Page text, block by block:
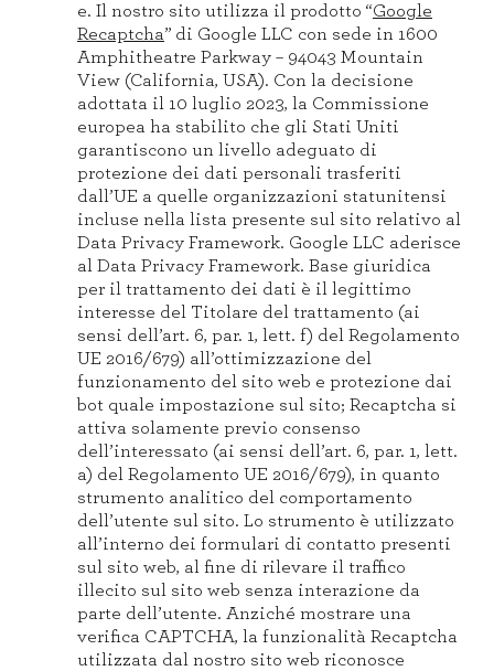
e. Il nostro sito utilizza il prodotto “Google
Recaptcha” di Google LLC con sede in 1600
Amphitheatre Parkway – 94043 Mountain
View (California, USA). Con la decisione
adottata il 10 luglio 2023, la Commissione
europea ha stabilito che gli Stati Uniti
garantiscono un livello adeguato di
protezione dei dati personali trasferiti
dall’UE a quelle organizzazioni statunitensi
incluse nella lista presente sul sito relativo al
Data Privacy Framework. Google LLC aderisce
al Data Privacy Framework. Base giuridica
per il trattamento dei dati è il legittimo
interesse del Titolare del trattamento (ai
sensi dell’art. 6, par. 1, lett. f) del Regolamento
UE 2016/679) all’ottimizzazione del
funzionamento del sito web e protezione dai
bot quale impostazione sul sito; Recaptcha si
attiva solamente previo consenso
dell’interessato (ai sensi dell’art. 6, par. 1, lett.
a) del Regolamento UE 2016/679), in quanto
strumento analitico del comportamento
dell’utente sul sito. Lo strumento è utilizzato
all’interno dei formulari di contatto presenti
sul sito web, al fine di rilevare il traffico
illecito sul sito web senza interazione da
parte dell’utente. Anziché mostrare una
verifica CAPTCHA, la funzionalità Recaptcha
utilizzata dal nostro sito web riconosce